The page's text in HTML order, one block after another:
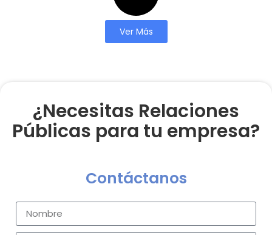
Ver Más
¿Necesitas Relaciones
Públicas para tu empresa?
Contáctanos